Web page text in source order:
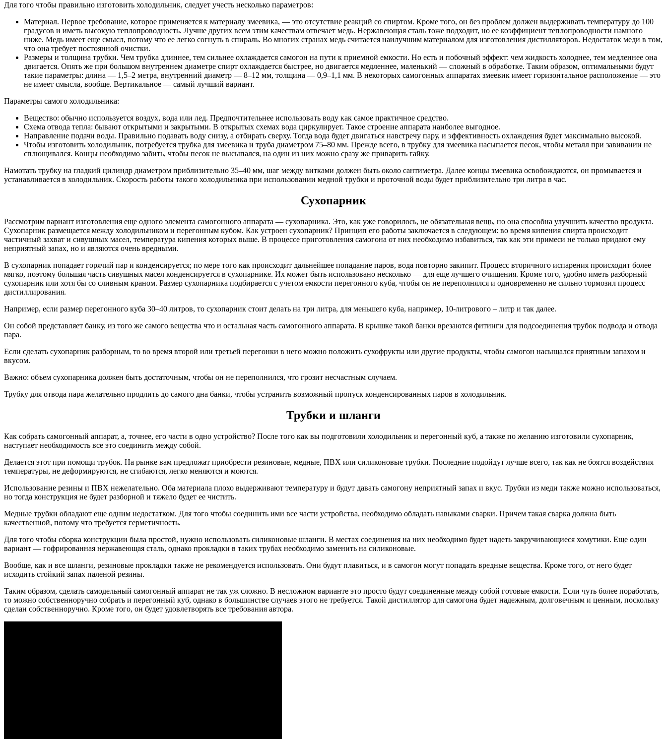
Для того чтобы правильно изготовить холодильник, следует учесть несколько параметров:
Материал. Первое требование, которое применяется к материалу змеевика, — это отсутствие реакций со спиртом. Кроме того, он без проблем должен выдерживать температуру до 100
градусов и иметь высокую теплопроводность. Лучше других всем этим качествам отвечает медь. Нержавеющая сталь тоже подходит, но ее коэффициент теплопроводности намного
ниже. Медь имеет еще смысл, потому что ее легко согнуть в спираль. Во многих странах медь считается наилучшим материалом для изготовления дистилляторов. Недостаток меди в том,
что она требует постоянной очистки.
Размеры и толщина трубки. Чем трубка длиннее, тем сильнее охлаждается самогон на пути к приемной емкости. Но есть и побочный эффект: чем жидкость холоднее, тем медленнее она
двигается. Опять же при большом внутреннем диаметре спирт охлаждается быстрее, но двигается медленнее, маленький — сложный в обработке. Таким образом, оптимальными будут
такие параметры: длина — 1,5–2 метра, внутренний диаметр — 8–12 мм, толщина — 0,9–1,1 мм. В некоторых самогонных аппаратах змеевик имеет горизонтальное расположение — это
не имеет смысла, вообще. Вертикальное — самый лучший вариант.
Параметры самого холодильника:
Вещество: обычно используется воздух, вода или лед. Предпочтительнее использовать воду как самое практичное средство.
Схема отвода тепла: бывают открытыми и закрытыми. В открытых схемах вода циркулирует. Такое строение аппарата наиболее выгодное.
Направление подачи воды. Правильно подавать воду снизу, а отбирать сверху. Тогда вода будет двигаться навстречу пару, и эффективность охлаждения будет максимально высокой.
Чтобы изготовить холодильник, потребуется трубка для змеевика и труба диаметром 75–80 мм. Прежде всего, в трубку для змеевика насыпается песок, чтобы металл при завивании не
сплющивался. Концы необходимо забить, чтобы песок не высыпался, на один из них можно сразу же приварить гайку.
Намотать трубку на гладкий цилиндр диаметром приблизительно 35–40 мм, шаг между витками должен быть около сантиметра. Далее концы змеевика освобождаются, он промывается и
устанавливается в холодильник. Скорость работы такого холодильника при использовании медной трубки и проточной воды будет приблизительно три литра в час.
Сухопарник
Рассмотрим вариант изготовления еще одного элемента самогонного аппарата — сухопарника. Это, как уже говорилось, не обязательная вещь, но она способна улучшить качество продукта.
Сухопарник размещается между холодильником и перегонным кубом. Как устроен сухопарник? Принцип его работы заключается в следующем: во время кипения спирта происходит
частичный захват и сивушных масел, температура кипения которых выше. В процессе приготовления самогона от них необходимо избавиться, так как эти примеси не только придают ему
неприятный запах, но и являются очень вредными.
В сухопарник попадает горячий пар и конденсируется; по мере того как происходит дальнейшее попадание паров, вода повторно закипит. Процесс вторичного испарения происходит более
мягко, поэтому большая часть сивушных масел конденсируется в сухопарнике. Их может быть использовано несколько — для еще лучшего очищения. Кроме того, удобно иметь разборный
сухопарник или хотя бы со сливным краном. Размер сухопарника подбирается с учетом емкости перегонного куба, чтобы он не переполнялся и одновременно не сильно тормозил процесс
дистиллирования.
Например, если размер перегонного куба 30–40 литров, то сухопарник стоит делать на три литра, для меньшего куба, например, 10-литрового – литр и так далее.
Он собой представляет банку, из того же самого вещества что и остальная часть самогонного аппарата. В крышке такой банки врезаются фитинги для подсоединения трубок подвода и отвода
пара.
Если сделать сухопарник разборным, то во время второй или третьей перегонки в него можно положить сухофрукты или другие продукты, чтобы самогон насыщался приятным запахом и
вкусом.
Важно: объем сухопарника должен быть достаточным, чтобы он не переполнился, что грозит несчастным случаем.
Трубку для отвода пара желательно продлить до самого дна банки, чтобы устранить возможный пропуск конденсированных паров в холодильник.
Трубки и шланги
Как собрать самогонный аппарат, а, точнее, его части в одно устройство? После того как вы подготовили холодильник и перегонный куб, а также по желанию изготовили сухопарник,
наступает необходимость все это соединить между собой.
Делается этот при помощи трубок. На рынке вам предложат приобрести резиновые, медные, ПВХ или силиконовые трубки. Последние подойдут лучше всего, так как не боятся воздействия
температуры, не деформируются, не сгибаются, легко меняются и моются.
Использование резины и ПВХ нежелательно. Оба материала плохо выдерживают температуру и будут давать самогону неприятный запах и вкус. Трубки из меди также можно использоваться,
но тогда конструкция не будет разборной и тяжело будет ее чистить.
Медные трубки обладают еще одним недостатком. Для того чтобы соединить ими все части устройства, необходимо обладать навыками сварки. Причем такая сварка должна быть
качественной, потому что требуется герметичность.
Для того чтобы сборка конструкции была простой, нужно использовать силиконовые шланги. В местах соединения на них необходимо будет надеть закручивающиеся хомутики. Еще один
вариант — гофрированная нержавеющая сталь, однако прокладки в таких трубах необходимо заменить на силиконовые.
Вообще, как и все шланги, резиновые прокладки также не рекомендуется использовать. Они будут плавиться, и в самогон могут попадать вредные вещества. Кроме того, от него будет
исходить стойкий запах паленой резины.
Таким образом, сделать самодельный самогонный аппарат не так уж сложно. В несложном варианте это просто будут соединенные между собой готовые емкости. Если чуть более поработать,
то можно собственноручно собрать и перегонный куб, однако в большинстве случаев этого не требуется. Такой дистиллятор для самогона будет надежным, долговечным и ценным, поскольку
сделан собственноручно. Кроме того, он будет удовлетворять все требования автора.